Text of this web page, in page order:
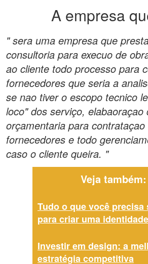
A empresa
" sera uma empresa que
consultoria para execuo de
ao cliente todo processo para
fornecedores que seria a
se nao tiver o escopo tecnico
loco" dos serviço, elabaoraçao
orçamentaria para contrataçao
fornecedores e todo
caso o cliente queira. "
Veja também:
Tudo o que você precisa
para criar uma
Investir em design: a
estratégia competitiva